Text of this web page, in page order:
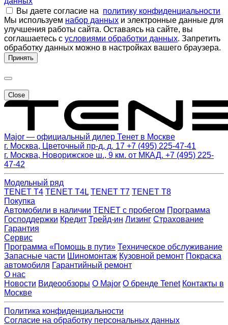
Вы даете согласие на политику конфиденциальности
Мы используем набор данных и электронные данные для
улучшения работы сайта. Оставаясь на сайте, вы
соглашаетесь с условиями обработки данных. Запретить
обработку данных можно в настройках вашего браузера.
Принять
Close
Major — официальный дилер Тенет в Москве
г. Москва, Цветочный пр-д, д. 17 +7 (495) 225-47-41
г. Москва, Новорижское ш., 9 км. от МКАД. +7 (495) 225-
47-42
Модельный ряд
TENET T4 TENET T4L TENET T7 TENET T8
Покупка
Автомобили в наличии TENET с пробегом Программа
Господдержки Кредит Трейд-ин Лизинг Страхование
Гарантия
Сервис
Программа «Помощь в пути» Техническое обслуживание
Запасные части Шиномонтаж Кузовной ремонт Покраска
автомобиля Гарантийный ремонт
О нас
Новости Видеообзоры О Major О бренде Tenet Контакты в
Москве
Политика конфиденциальности
Согласие на обработку персональных данных